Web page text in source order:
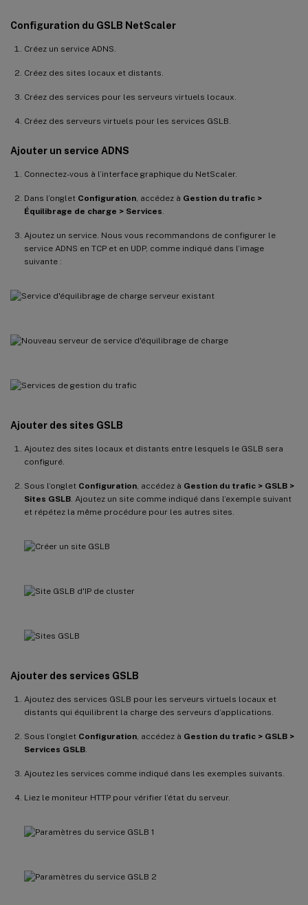
Configuration du GSLB NetScaler
Créez un service ADNS.
Créez des sites locaux et distants.
Créez des services pour les serveurs virtuels locaux.
Créez des serveurs virtuels pour les services GSLB.
Ajouter un service ADNS
Connectez-vous à l’interface graphique du NetScaler.
Dans l’onglet Configuration , accédez à Gestion du trafic >
Équilibrage de charge > Services
Ajoutez un service. Nous vous recommandons de configurer le
service ADNS en TCP et en UDP, comme indiqué dans l’image
suivante :
Ajouter des sites GSLB
Ajoutez des sites locaux et distants entre lesquels le GSLB sera
configuré.
Sous l’onglet Configuration , accédez à Gestion du trafic > GSLB >
Sites GSLB . Ajoutez un site comme indiqué dans l’exemple suivant
et répétez la même procédure pour les autres sites.
Ajouter des services GSLB
Ajoutez des services GSLB pour les serveurs virtuels locaux et
distants qui équilibrent la charge des serveurs d’applications.
Sous l’onglet Configuration , accédez à Gestion du trafic > GSLB >
Services GSLB
Ajoutez les services comme indiqué dans les exemples suivants.
Liez le moniteur HTTP pour vérifier l’état du serveur.